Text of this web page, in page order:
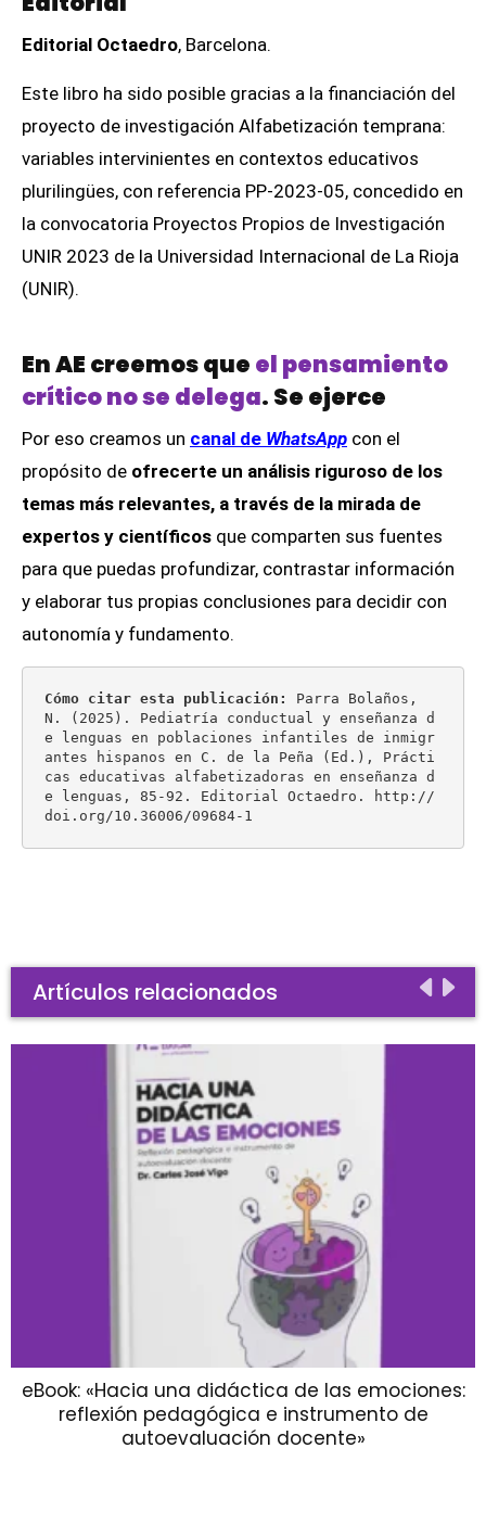
Editorial Octaedro, Barcelona.
Este libro ha sido posible gracias a la financiación del
proyecto de investigación Alfabetización temprana:
variables intervinientes en contextos educativos
plurilingües, con referencia PP-2023-05, concedido en
la convocatoria Proyectos Propios de Investigación
UNIR 2023 de la Universidad Internacional de La Rioja
(UNIR).
En AE creemos que el pensamiento
crítico no se delega. Se ejerce
Por eso creamos un canal de WhatsApp con el
propósito de ofrecerte un análisis riguroso de los
temas más relevantes, a través de la mirada de
expertos y científicos que comparten sus fuentes
para que puedas profundizar, contrastar información
y elaborar tus propias conclusiones para decidir con
autonomía y fundamento.
Cómo citar esta publicación: Parra Bolaños,
N. (2025). Pediatría conductual y enseñanza d
e lenguas en poblaciones infantiles de inmigr
antes hispanos en C. de la Peña (Ed.), Prácti
cas educativas alfabetizadoras en enseñanza d
e lenguas, 85-92. Editorial Octaedro. http://
doi.org/10.36006/09684-1
Artículos relacionados
eBook: «Hacia una didáctica de las emociones:
reflexión pedagógica e instrumento de
autoevaluación docente»